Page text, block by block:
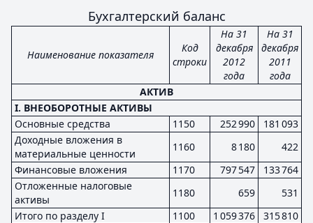
Бухгалтерский баланс
Наименование показателя
Код
строки
На 31
декабря
2012
года
На 31
декабря
2011
года
АКТИВ
I. ВНЕОБОРОТНЫЕ АКТИВЫ
Основные средства
1150 252 990
181 093
Доходные вложения в
материальные ценности
1160 8 180
422
Финансовые вложения
1170 797 547
133 764
Отложенные налоговые
активы
1180 659
531
Итого по разделу I
1100 1 059 376
315 810